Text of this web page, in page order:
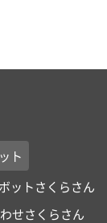
ト
ットさくらさん
せさくらさん